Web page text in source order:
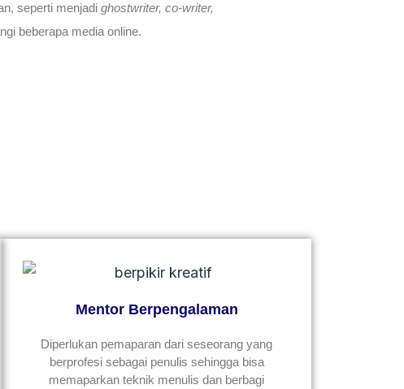
seperti menjadi ghostwriter, co-writer,
beberapa media online.
Mentor Berpengalaman
Diperlukan pemaparan dari seseorang yang
berprofesi sebagai penulis sehingga bisa
memaparkan teknik menulis dan berbagi